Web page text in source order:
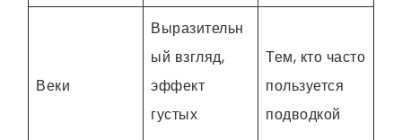
Веки
Выразительн
ый взгляд,
эффект
густых
Тем, кто часто
пользуется
подводкой